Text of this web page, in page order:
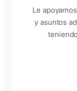
Le
y asuntos